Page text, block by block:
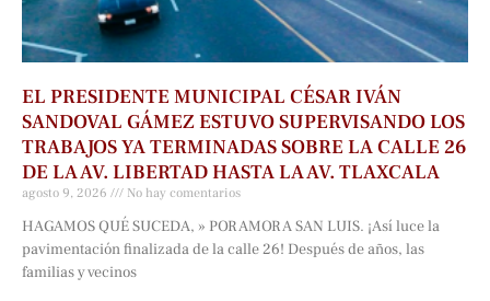
EL PRESIDENTE MUNICIPAL CÉSAR IVÁN
SANDOVAL GÁMEZ ESTUVO SUPERVISANDO LOS
TRABAJOS YA TERMINADAS SOBRE LA CALLE 26
DE LA AV. LIBERTAD HASTA LA AV. TLAXCALA
agosto 9, 2026 No hay comentarios
HAGAMOS QUÉ SUCEDA, » POR AMOR A SAN LUIS. ¡Así luce la
pavimentación finalizada de la calle 26! Después de años, las
familias y vecinos